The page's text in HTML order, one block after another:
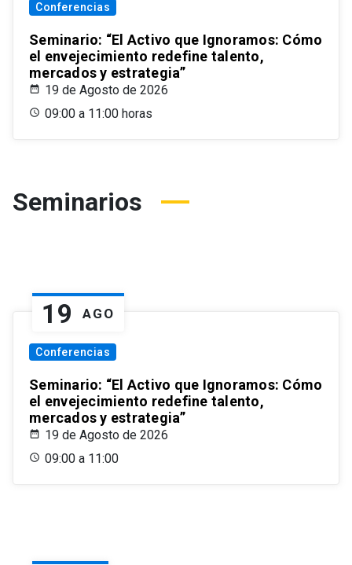
Conferencias
Seminario: “El Activo que Ignoramos: Cómo
el envejecimiento redefine talento,
mercados y estrategia”
19 de Agosto de 2026
09:00 a 11:00 horas
Seminarios
19 AGO
Conferencias
Seminario: “El Activo que Ignoramos: Cómo
el envejecimiento redefine talento,
mercados y estrategia”
19 de Agosto de 2026
09:00 a 11:00